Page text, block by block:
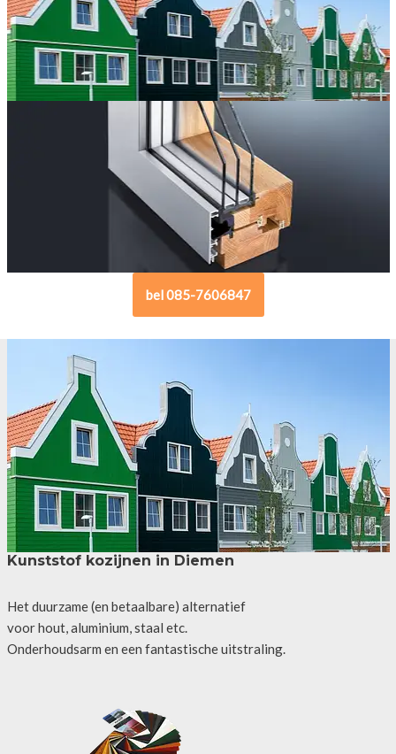
bel 085-7606847
Kunststof kozijnen in Diemen
Het duurzame (en betaalbare) alternatief
voor hout, aluminium, staal etc.
Onderhoudsarm en een fantastische uitstraling.